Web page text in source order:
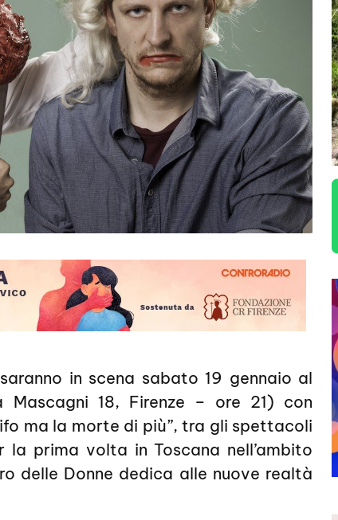
in scena sabato 19 gennaio al
Mascagni 18, Firenze – ore 21) con
ma la morte di più”, tra gli spettacoli
la prima volta in Toscana nell’ambito
delle Donne dedica alle nuove realtà